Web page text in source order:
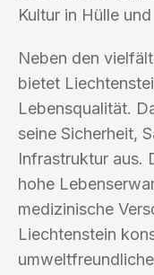
Kultur in Hülle und
Neben den
bietet
Lebensqualität.
seine Sicherheit,
Infrastruktur aus.
hohe
medizinische
Liechtenstein